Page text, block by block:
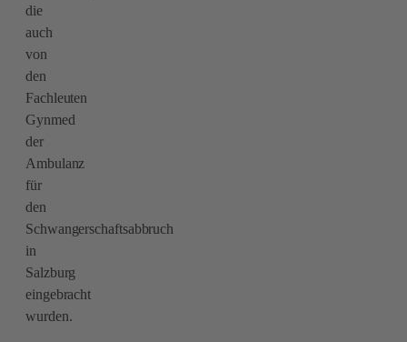
die
auch
von
den
Fachleuten
Gynmed
der
Ambulanz
für
den
Schwangerschaftsabbruch
in
Salzburg
eingebracht
wurden.